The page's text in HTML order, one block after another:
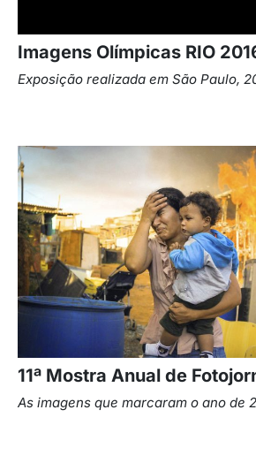
Imagens Olímpicas RIO
Exposição realizada em São Paulo,
11ª Mostra Anual de
As imagens que marcaram o ano de